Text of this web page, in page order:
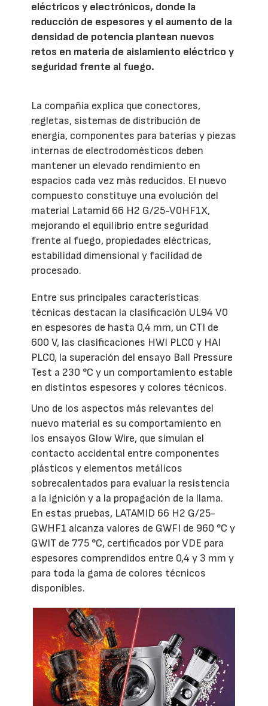
eléctricos y electrónicos, donde la
reducción de espesores y el aumento de la
densidad de potencia plantean nuevos
retos en materia de aislamiento eléctrico y
seguridad frente al fuego.
La compañía explica que conectores,
regletas, sistemas de distribución de
energía, componentes para baterías y piezas
internas de electrodomésticos deben
mantener un elevado rendimiento en
espacios cada vez más reducidos. El nuevo
compuesto constituye una evolución del
material Latamid 66 H2 G/25-V0HF1X,
mejorando el equilibrio entre seguridad
frente al fuego, propiedades eléctricas,
estabilidad dimensional y facilidad de
procesado.
Entre sus principales características
técnicas destacan la clasificación UL94 V0
en espesores de hasta 0,4 mm, un CTI de
600 V, las clasificaciones HWI PLC0 y HAI
PLC0, la superación del ensayo Ball Pressure
Test a 230 °C y un comportamiento estable
en distintos espesores y colores técnicos.
Uno de los aspectos más relevantes del
nuevo material es su comportamiento en
los ensayos Glow Wire, que simulan el
contacto accidental entre componentes
plásticos y elementos metálicos
sobrecalentados para evaluar la resistencia
a la ignición y a la propagación de la llama.
En estas pruebas, LATAMID 66 H2 G/25-
GWHF1 alcanza valores de GWFI de 960 °C y
GWIT de 775 °C, certificados por VDE para
espesores comprendidos entre 0,4 y 3 mm y
para toda la gama de colores técnicos
disponibles.